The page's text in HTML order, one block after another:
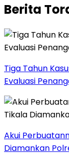
Berita
Tiga Tahun
Evaluasi
Akui
Diamankan